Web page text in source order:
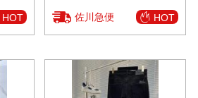
HOT 佐川急便 HOT